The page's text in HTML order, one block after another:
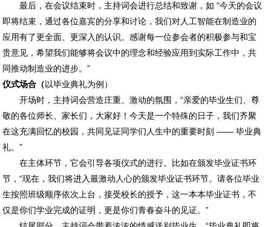
最后，在会议结束时，主持词会进行总结和致谢，如 “今天的会议
即将结束，通过各位嘉宾的分享和讨论，我们对人工智能在制造业的
应用有了更全面、更深入的认识。感谢每一位参会者的积极参与和宝
贵意见，希望我们能够将会议中的理念和经验应用到实际工作中，共
同推动制造业的进步。”
仪式场合（以毕业典礼为例）
开场时，主持词会营造庄重、激动的氛围，“亲爱的毕业生们、尊
敬的各位师长、家长们，大家好！今天是一个特殊的日子，我们齐聚
在这充满回忆的校园，共同见证同学们人生中的重要时刻 —— 毕业典
礼。”
在主体环节，它会引导各项仪式的进行。比如在颁发毕业证书环
节，“现在，我们将进入最激动人心的颁发毕业证书环节。请各位毕业
生按照班级顺序依次上台，接受校长的授予，这一本本毕业证书，不
仅是你们学业完成的证明，更是你们青春奋斗的见证。”